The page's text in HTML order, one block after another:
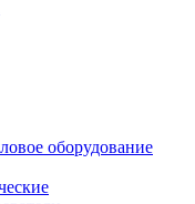
оборудование